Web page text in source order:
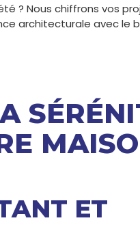
? Nous chiffrons vos
architecturale avec le
ET